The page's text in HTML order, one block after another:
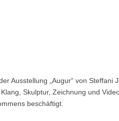
Ausstellung „Augur“ von Steffani
Skulptur, Zeichnung und
beschäftigt.